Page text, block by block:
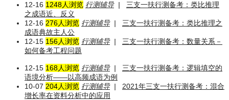
12-16 1248人浏览 行测辅导|
三支一扶行测备考：类比推理
之成语近、反义
12-16 276人浏览 行测辅导|
三支一扶行测备考：类比推理之
成语典故主人公
12-15 156人浏览 行测辅导|
三支一扶行测备考：数量关系－
如何备考工程问题
12-15 168人浏览 行测辅导|
三支一扶行测备考：逻辑填空的
语境分析——以高频成语为例
10-07 204人浏览 行测辅导|
2021年三支一扶行测备考：混合
增长率在资料分析中的应用